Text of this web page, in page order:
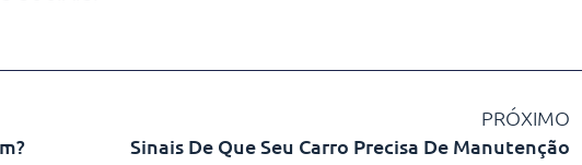
PRÓXIMO
Sinais De Que Seu Carro Precisa De Manutenção